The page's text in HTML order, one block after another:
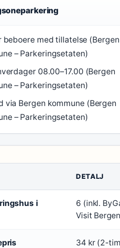
beboere med tillatelse (Bergen
– Parkeringsetaten)
08.00–17.00 (Bergen
– Parkeringsetaten)
via Bergen kommune (Bergen
– Parkeringsetaten)
DETALJ
i
6 (inkl.
Visit
34 kr (2-